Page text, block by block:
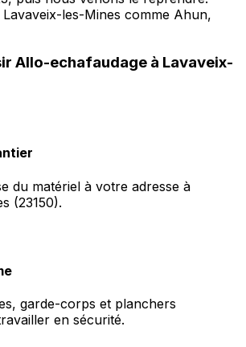
les-Mines comme Ahun,
Allo-echafaudage à Lavaveix-
du matériel à votre adresse à
(23150).
garde-corps et planchers
en sécurité.